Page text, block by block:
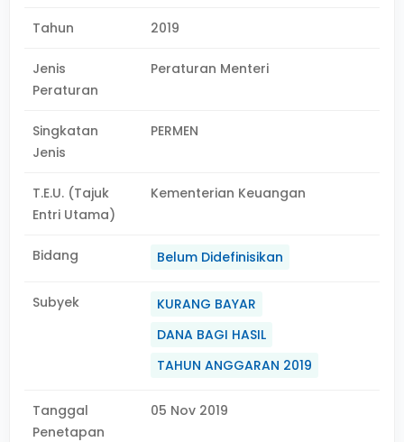
Tahun 2019
Jenis
Peraturan
Peraturan Menteri
Singkatan
Jenis
PERMEN
T.E.U. (Tajuk
Entri Utama)
Kementerian Keuangan
Bidang Belum Didefinisikan
Subyek
KURANG BAYAR
DANA BAGI HASIL
TAHUN ANGGARAN 2019
Tanggal
Penetapan
05 Nov 2019